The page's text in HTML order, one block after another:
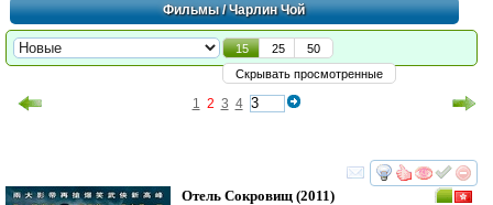
Фильмы/ Чарлин Чой
15 25
50
Скрывать просмотренные
1 2 3 4
смотреть
Отель Сокровищ (2011)